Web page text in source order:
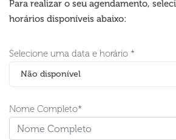
Para realizar o seu agendamento,
horários disponíveis abaixo:
Selecione uma data e horário *
Não disponível
Nome Completo*